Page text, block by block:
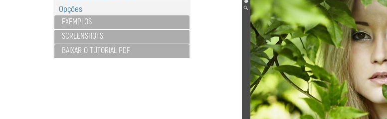
Opções
EXEMPLOS
SCREENSHOTS
BAIXAR O TUTORIAL PDF